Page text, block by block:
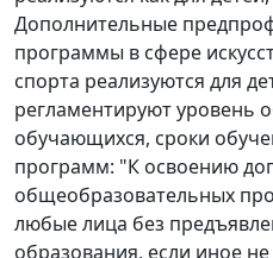
Дополнительные
программы в сфере
спорта реализуются для
регламентируют уровень
обучающихся, сроки
программ: "К освоению
общеобразовательных
любые лица без
образования, если иное